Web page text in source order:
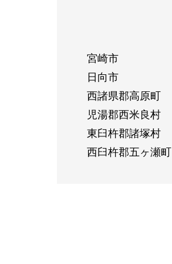
宮崎市
日向市
西諸県郡高原町
児湯郡西米良村
東臼杵郡諸塚村
西臼杵郡五ヶ瀬町